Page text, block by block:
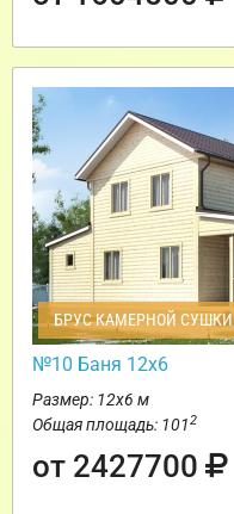
БРУС КАМЕРНОЙ СУШКИ
№10 Баня 12х6
Размер: 12х6 м
Общая площадь: 1012
от 2427700